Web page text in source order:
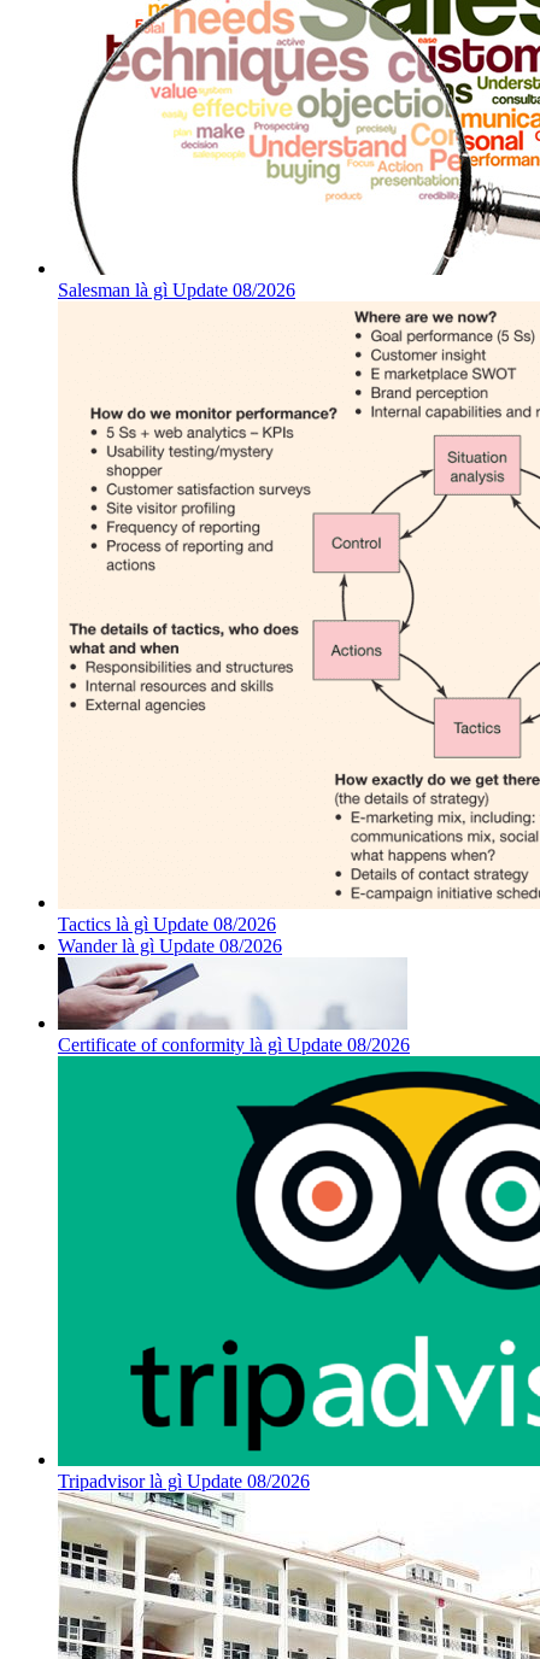
Salesman là gì Update 08/2026
Tactics là gì Update 08/2026
Wander là gì Update 08/2026
Certificate of conformity là gì Update 08/2026
Tripadvisor là gì Update 08/2026